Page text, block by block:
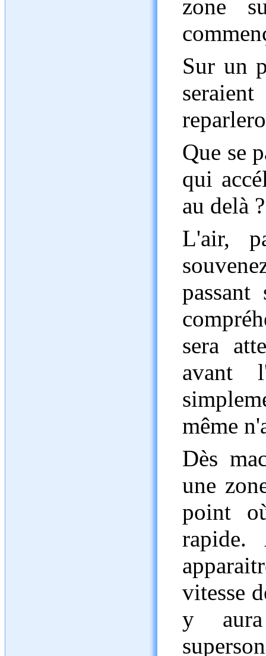
zone
Sur un
Que se
qui
au delà ?
L'air,
sera
avant
même
Dès
une
point
vitesse
y